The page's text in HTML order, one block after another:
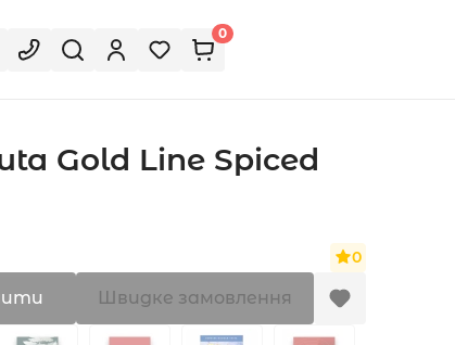
0
Gold Line Spiced
0
Швидке замовлення